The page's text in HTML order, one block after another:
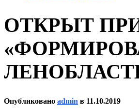
ОТКРЫТ
Опубликовано admin в 11.10.2019